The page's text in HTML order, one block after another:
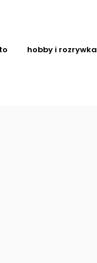
hobby i rozrywka